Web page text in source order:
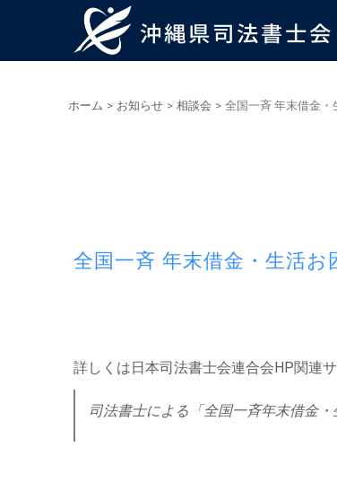
ホーム > お知らせ > 相談会 > 全国一斉 年末借金・
全国一斉 年末借金・生活
詳しくは日本司法書士会連合会HP関連
司法書士による「全国一斉年末借金